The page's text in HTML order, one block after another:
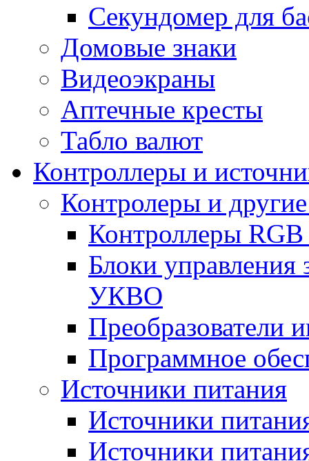
Секундомер для
Домовые знаки
Видеоэкраны
Аптечные кресты
Табло валют
Контроллеры и
Контролеры и
Контроллеры
Блоки
УКВО
Преобразователи
Программное
Источники питания
Источники
Источники